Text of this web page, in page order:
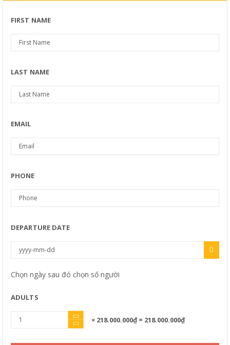
FIRST NAME
LAST NAME
EMAIL
PHONE
DEPARTURE DATE
Chọn ngày sau đó chọn số người
ADULTS
× 218.000.000₫ = 218.000.000₫